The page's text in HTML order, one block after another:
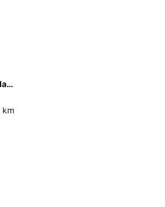
Távolság innen: Romantik Residenz (Ferienwohnungen Hotel Im Weissen Rössl) - Dependance
km